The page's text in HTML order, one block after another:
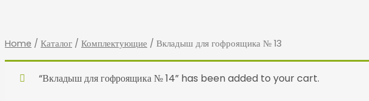
Home / Каталог / Комплектующие / Вкладыш для гофроящика № 13
“Вкладыш для гофроящика № 14” has been added to your cart.